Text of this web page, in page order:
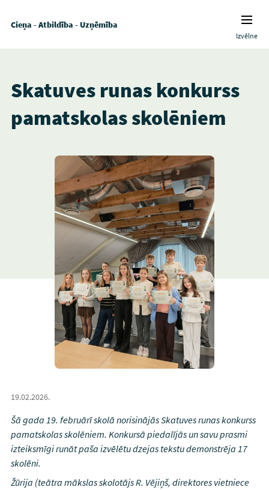
Cieņa - Atbildība - Uzņēmība
Izvēlne
Skatuves runas konkurss
pamatskolas skolēniem
19.02.2026.
Šā gada 19. februārī skolā norisinājās Skatuves runas konkurss
pamatskolas skolēniem. Konkursā piedalījās un savu prasmi
izteiksmīgi runāt paša izvēlētu dzejas tekstu demonstrēja 17
skolēni.
Žūrija (teātra mākslas skolotājs R. Vējiņš, direktores vietniece